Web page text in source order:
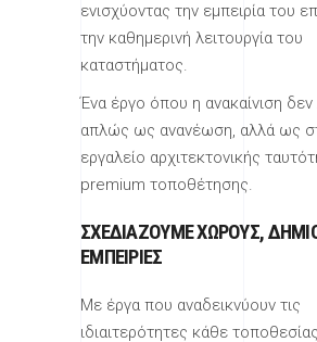
ενισχύοντας την εμπειρία του
την καθημερινή λειτουργία του
καταστήματος.
Ένα έργο όπου η ανακαίνιση δεν
απλώς ως ανανέωση, αλλά ως
εργαλείο αρχιτεκτονικής
premium τοποθέτησης.
ΣΧΕΔΙΑΖΟΥΜΕ ΧΏΡΟΥΣ,
ΕΜΠΕΙΡΊΕΣ
Με έργα που αναδεικνύουν τις
ιδιαιτερότητες κάθε